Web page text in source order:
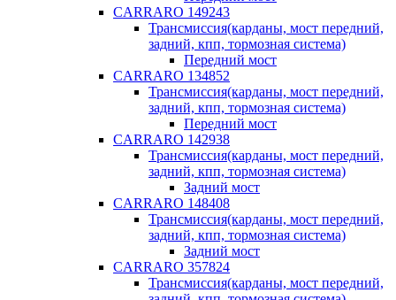
CARRARO 149243
Трансмиссия(карданы, мост передний,
задний, кпп, тормозная система)
Передний мост
CARRARO 134852
Трансмиссия(карданы, мост передний,
задний, кпп, тормозная система)
Передний мост
CARRARO 142938
Трансмиссия(карданы, мост передний,
задний, кпп, тормозная система)
Задний мост
CARRARO 148408
Трансмиссия(карданы, мост передний,
задний, кпп, тормозная система)
Задний мост
CARRARO 357824
Трансмиссия(карданы, мост передний,